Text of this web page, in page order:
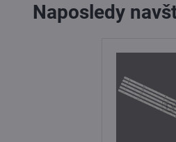
Naposledy